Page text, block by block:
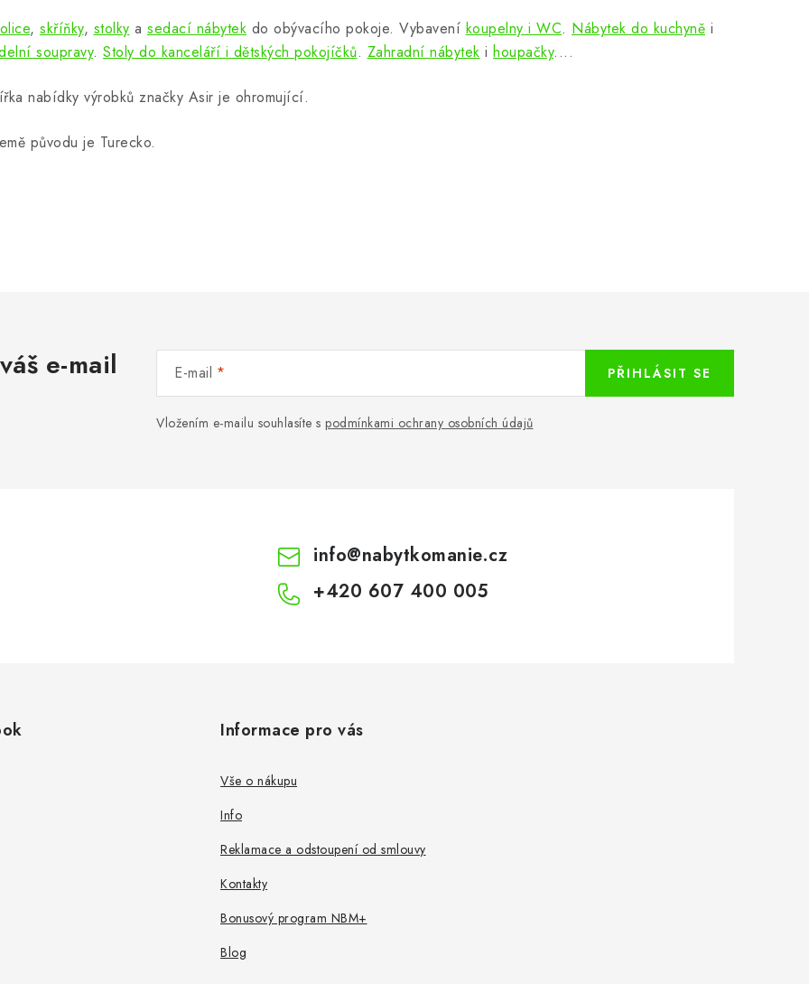
, skříňky, stolky a sedací nábytek do obývacího pokoje. Vybavení koupelny i WC. Nábytek do kuchyně i
soupravy. Stoly do kanceláří i dětských pokojíčků. Zahradní nábytek i houpačky....
nabídky výrobků značky Asir je ohromující.
původu je Turecko.
e-mail E-mail
Vložením e-mailu souhlasíte s podmínkami ochrany osobních údajů
PŘIHLÁSIT SE
info@nabytkomanie.cz
+420 607 400 005
Informace pro vás
Vše o nákupu
Info
Reklamace a odstoupení od smlouvy
Kontakty
Bonusový program NBM+
Blog